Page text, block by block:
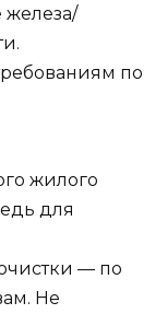
по
жилого
для
— по
Не